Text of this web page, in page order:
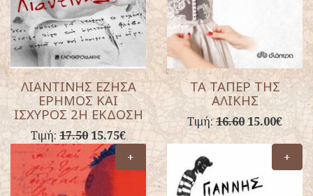
ΛΙΑΝΤΙΝΗΣ ΕΖΗΣΑ
ΕΡΗΜΟΣ ΚΑΙ
ΙΣΧΥΡΟΣ 2Η ΕΚΔΟΣΗ
Τιμή: 17.50 15.75€
ΤΑ ΤΑΠΕΡ ΤΗΣ
ΑΛΙΚΗΣ
Τιμή:16.6015.00€
+ +